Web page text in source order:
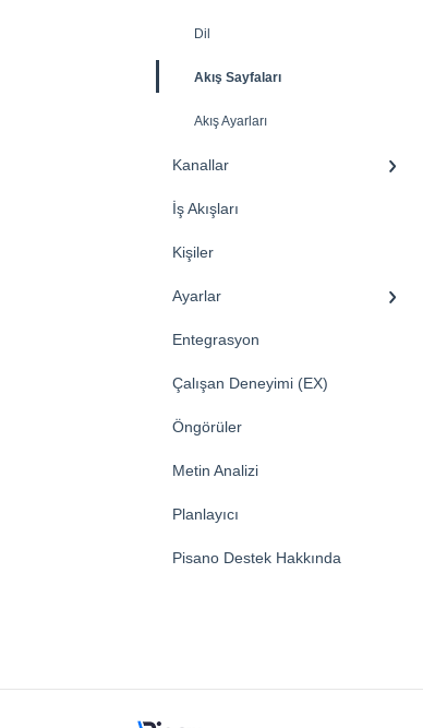
Dil
Akış Sayfaları
Akış Ayarları
Kanallar
İş Akışları
Kişiler
Ayarlar
Entegrasyon
Çalışan Deneyimi (EX)
Öngörüler
Metin Analizi
Planlayıcı
Pisano Destek Hakkında